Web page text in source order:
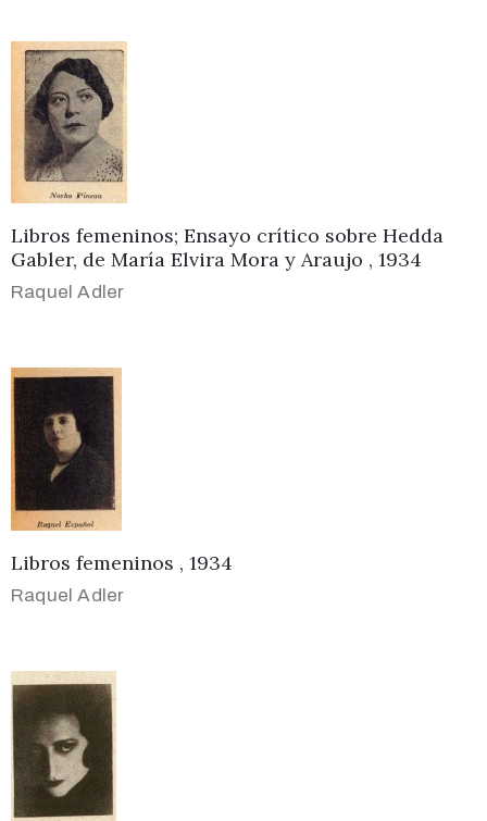
Libros femeninos; Ensayo crítico sobre Hedda
Gabler, de María Elvira Mora y Araujo , 1934
Raquel Adler
Libros femeninos , 1934
Raquel Adler